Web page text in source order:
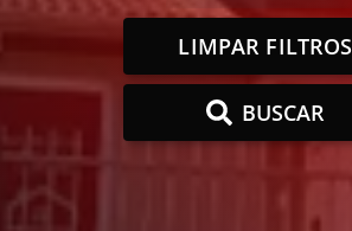
LIMPAR FILTROS
BUSCAR